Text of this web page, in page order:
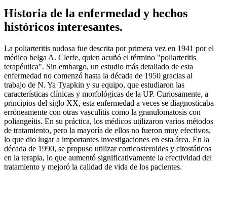
Historia de la enfermedad y hechos
históricos interesantes.
La poliarteritis nudosa fue descrita por primera vez en 1941 por el
médico belga A. Clerfe, quien acuñó el término "poliarteritis
terapéutica". Sin embargo, un estudio más detallado de esta
enfermedad no comenzó hasta la década de 1950 gracias al
trabajo de N. Ya Tyapkin y su equipo, que estudiaron las
características clínicas y morfológicas de la UP. Curiosamente, a
principios del siglo XX, esta enfermedad a veces se diagnosticaba
erróneamente con otras vasculitis como la granulomatosis con
poliangeítis. En su práctica, los médicos utilizaron varios métodos
de tratamiento, pero la mayoría de ellos no fueron muy efectivos,
lo que dio lugar a importantes investigaciones en esta área. En la
década de 1990, se propuso utilizar corticosteroides y citostáticos
en la terapia, lo que aumentó significativamente la efectividad del
tratamiento y mejoró la calidad de vida de los pacientes.